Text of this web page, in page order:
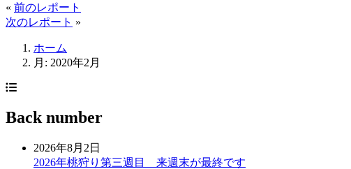
« 前のレポート
次のレポート »
ホーム
月: 2020年2月
Back number
2026年8月2日
2026年桃狩り第三週目 来週末が最終です